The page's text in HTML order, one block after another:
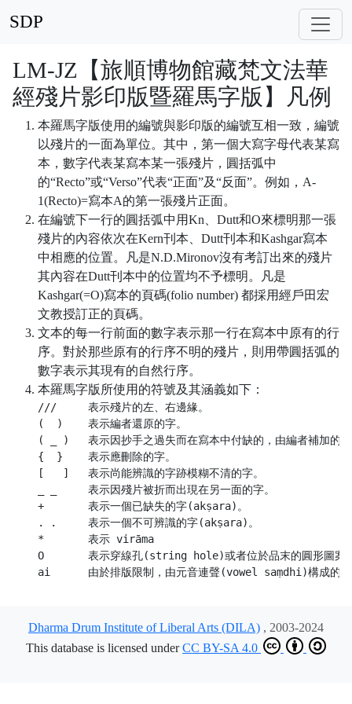
SDP
LM-JZ【旅順博物館藏梵文法華
經殘片影印版暨羅馬字版】凡例
本羅馬字版使用的編號與影印版的編號互相一致，編號
以殘片的一面為單位。其中，第一個大寫字母代表某寫
本，數字代表某寫本某一張殘片，圓括弧中
的“Recto”或“Verso”代表“正面”及“反面”。例如，A-
1(Recto)=寫本A的第一張殘片正面。
在編號下一行的圓括弧中用Kn、Dutt和O來標明那一張
殘片的內容依次在Kern刊本、Dutt刊本和Kashgar寫本
中相應的位置。凡是N.D.Mironov沒有考訂出來的殘片
其內容在Dutt刊本中的位置均不予標明。凡是
Kashgar(=O)寫本的頁碼(folio number) 都採用經戶田宏
文教授訂正的頁碼。
文本的每一行前面的數字表示那一行在寫本中原有的行
序。對於那些原有的行序不明的殘片，則用帶圓括弧的
數字表示其現有的自然行序。
本羅馬字版所使用的符號及其涵義如下：
///     表示殘片的左、右邊緣。
(  )    表示編者還原的字。
( _ )   表示因抄手之過失而在寫本中付缺的，由編者補加的
{  }    表示應刪除的字。
[   ]   表示尚能辨識的字跡模糊不清的字。
_ _     表示因殘片被折而出現在另一面的字。
+       表示一個已缺失的字(akṣara)。
. .     表示一個不可辨識的字(akṣara)。
*       表示 virāma
O       表示穿線孔(string hole)或者位於品末的圓形圖案
Dharma Drum Institute of Liberal Arts (DILA) , 2003-2024
This database is licensed underCC BY-SA 4.0